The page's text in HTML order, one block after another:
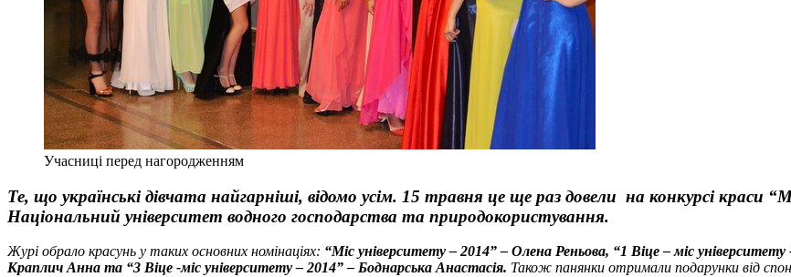
Учасниці перед нагородженням
Те, що українські дівчата найгарніші, відомо усім. 15 травня це ще раз довели на конкурсі краси
Національний університет водного господарства та природокористування.
Журі обрало красунь у таких основних номінаціях: “Міс університету – 2014” – Олена Реньова, “1 Віце – міс
Краплич Анна та “3 Віце -міс університету – 2014” – Боднарська Анастасія. Також панянки отримали подарунки від